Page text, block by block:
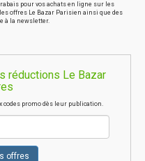
pour vos achats en ligne sur les
offres Le Bazar Parisien ainsi que des
à la newsletter.
réductions Le Bazar
codes promo dès leur publication.
offres